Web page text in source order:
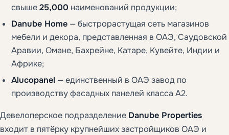
свыше25,000 наименований продукции;
Danube Home — быстрорастущая сеть магазинов
мебели и декора, представленная в ОАЭ, Саудовской
Аравии, Омане, Бахрейне, Катаре, Кувейте, Индии и
Африке;
Alucopanel — единственный в ОАЭ завод по
производству фасадных панелей класса A2.
Девелоперское подразделение Danube Properties
входит в пятёрку крупнейших застройщиков ОАЭ и